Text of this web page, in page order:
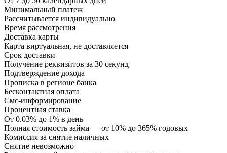
Минимальный платеж
Раccчитывается индивидуально
Время рассмотрения
Доставка карты
Карта виртуальная, не доставляется
Срок доставки
Получение реквизитов за 30 секунд
Подтверждение дохода
Прописка в регионе банка
Бесконтактная оплата
Смс-информирование
Процентная ставка
От 0.03% до 1% в день
Полная стоимость займа — от 10% до 365% годовых
Комиссия за снятие наличных
Снятие невозможно